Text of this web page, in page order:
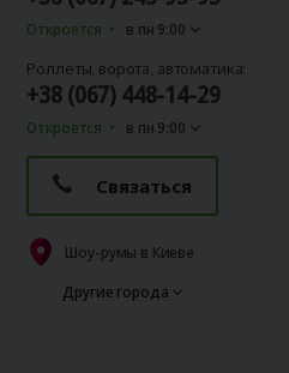
Откроется
в пн 9:00
Роллеты, ворота, автоматика:
+38 (067) 448-14-29
Откроется в пн 9:00
Связаться
Шоу-румы в Киеве
Другие города